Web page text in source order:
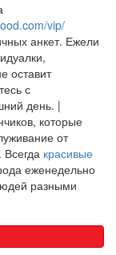
vip/
анкет. Ежели
оставит
с
день. |
которые
от
красивые
еженедельно
разными